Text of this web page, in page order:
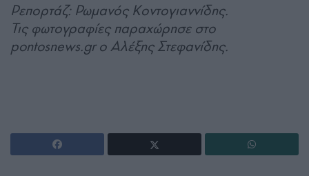
Ρεπορτάζ: Ρωμανός Κοντογιαννίδης.
Τις φωτογραφίες παραχώρησε στο
pontosnews.gr ο Αλέξης Στεφανίδης.